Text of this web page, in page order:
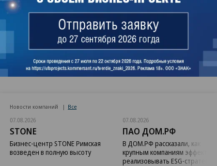
Новости компаний Все
07.08.2026
STONE
Бизнес-центр STONE Римская
возведен в полную высоту
07.08.2026
ПАО ДОМ.РФ
В ДОМ.РФ рассказали, как
крупным компаниям
реализовывать ESG-стратегию